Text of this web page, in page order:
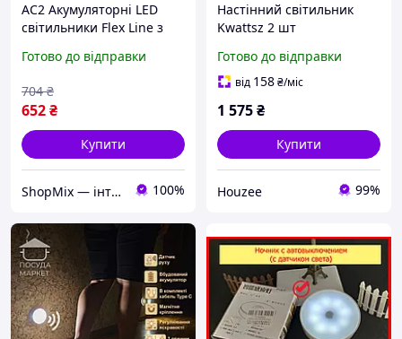
AC2 Акумуляторні LED
світильники Flex Line з
нічники для коридору та
Готово до відправки
652₴
704 ₴
Купити
ShopMix — інтернет-магазин сумок та аксесуарів 100%
Настінний світильник
Kwattsz 2 шт
датчиком руху для
спальні кухні передпокою
Готово до відправки
від 158₴/міс
1 575₴
Купити
Houzee 99%